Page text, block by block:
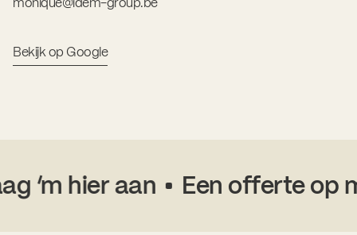
Bekijk op Google
‘m hier aan Een offerte op